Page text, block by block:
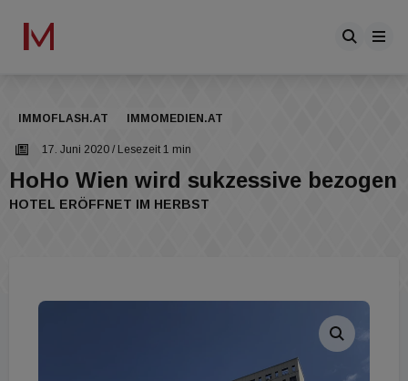
IMMOFLASH.AT IMMOMEDIEN.AT
17. Juni 2020 / Lesezeit 1 min
HoHo Wien wird sukzessive bezogen
HOTEL ERÖFFNET IM HERBST